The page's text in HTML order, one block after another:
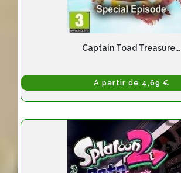
Captain Toad Treasure...
A partir de 4,69 €